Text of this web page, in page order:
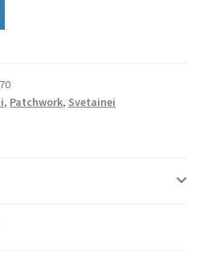
, Patchwork, Svetainei